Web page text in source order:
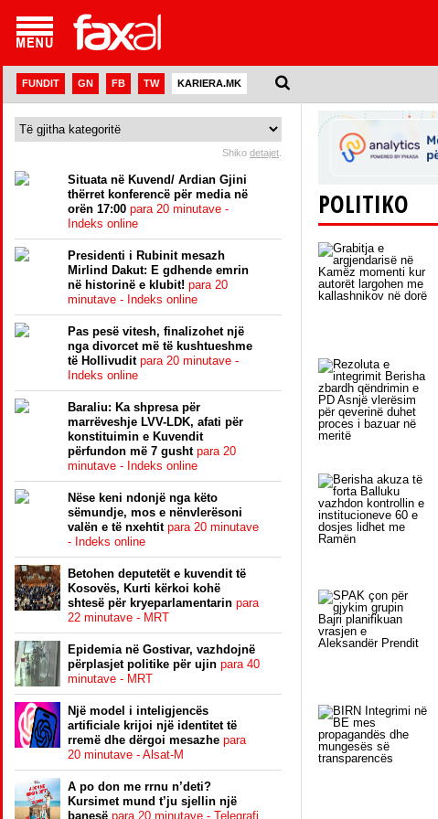
FUNDIT GN FB TW KARIERA.MK
Shiko detajet
Situata në Kuvend/ Ardian Gjini
thërret konferencë për media në
orën 17:00 para 20 minutave -
Indeks online
Presidenti i Rubinit mesazh
Mirlind Dakut: E gdhende emrin
në historinë e klubit! para 20
minutave - Indeks online
Pas pesë vitesh, finalizohet një
nga divorcet më të kushtueshme
të Hollivudit para 20 minutave -
Indeks online
Baraliu: Ka shpresa për
marrëveshje LVV-LDK, afati për
konstituimin e Kuvendit
përfundon më 7 gusht para 20
minutave - Indeks online
Nëse keni ndonjë nga këto
sëmundje, mos e nënvlerësoni
valën e të nxehtit para 20 minutave
- Indeks online
Betohen deputetët e kuvendit të
Kosovës, Kurti kërkoi kohë
shtesë për kryeparlamentarin para
22 minutave - MRT
Epidemia në Gostivar, vazhdojnë
përplasjet politike për ujin para 40
minutave - MRT
Një model i inteligjencës
artificiale krijoi një identitet të
rremë dhe dërgoi mesazhe para
20 minutave - Alsat-M
A po don me rrnu n’deti?
Kursimet mund t’ju sjellin një
banesë para 20 minutave - Telegrafi
POLITIKO